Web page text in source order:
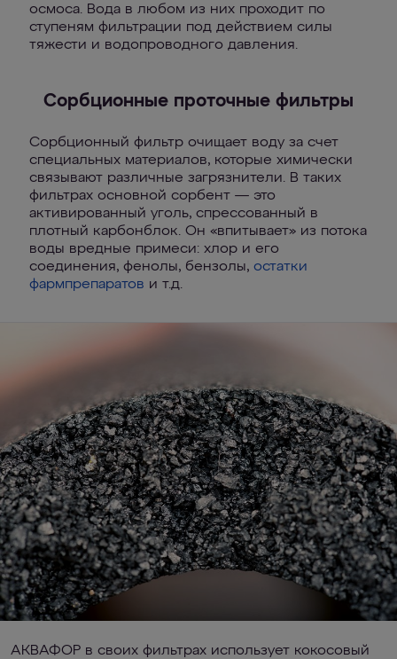
осмоса. Вода в любом из них проходит по
ступеням фильтрации под действием силы
тяжести и водопроводного давления.
Сорбционные проточные фильтры
Сорбционный фильтр очищает воду за счет
специальных материалов, которые химически
связывают различные загрязнители. В таких
фильтрах основной сорбент — это
активированный уголь, спрессованный в
плотный карбонблок. Он «впитывает» из потока
воды вредные примеси: хлор и его
соединения, фенолы, бензолы, остатки
фармпрепаратов и т.д.
АКВАФОР в своих фильтрах использует кокосовый